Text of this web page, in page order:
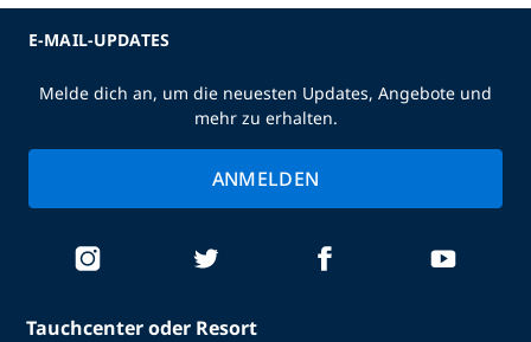
Tauchcenter oder Resort
E-MAIL-UPDATES
Melde dich an, um die neuesten Updates, Angebote und
mehr zu erhalten.
ANMELDEN